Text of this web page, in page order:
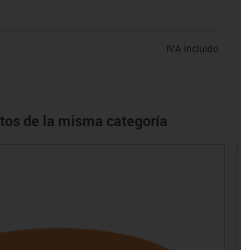
IVA incluido
de la misma categoría